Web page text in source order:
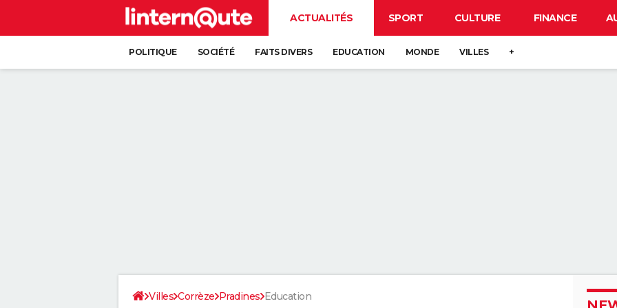
ACTUALITÉS SPORT CULTURE FINANCE
POLITIQUE SOCIÉTÉ FAITS DIVERS EDUCATION MONDE VILLES +
Villes Corrèze Pradines Education